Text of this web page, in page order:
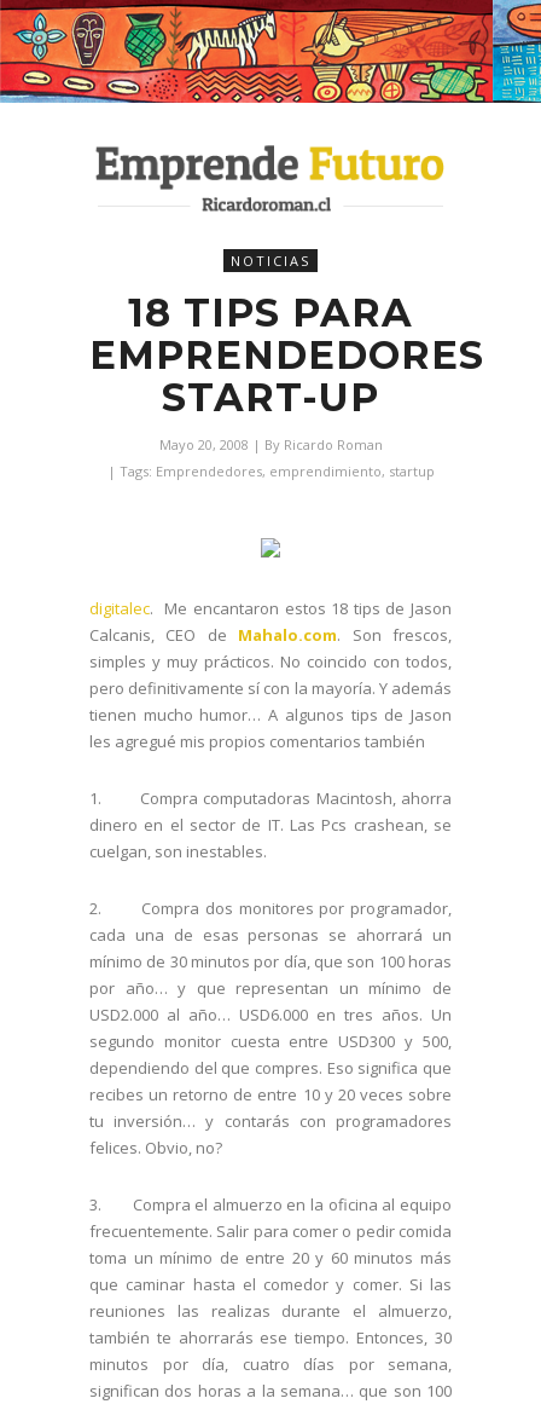
NOTICIAS
18 TIPS PARA
EMPRENDEDORES
START-UP
Mayo 20, 2008 | By Ricardo Roman
| Tags: Emprendedores, emprendimiento, startup
digitalec. Me encantaron estos 18 tips de Jason
Calcanis, CEO de Mahalo.com. Son frescos,
simples y muy prácticos. No coincido con todos,
pero definitivamente sí con la mayoría. Y además
tienen mucho humor… A algunos tips de Jason
les agregué mis propios comentarios también
1. Compra computadoras Macintosh, ahorra
dinero en el sector de IT. Las Pcs crashean, se
cuelgan, son inestables.
2. Compra dos monitores por programador,
cada una de esas personas se ahorrará un
mínimo de 30 minutos por día, que son 100 horas
por año… y que representan un mínimo de
USD2.000 al año… USD6.000 en tres años. Un
segundo monitor cuesta entre USD300 y 500,
dependiendo del que compres. Eso significa que
recibes un retorno de entre 10 y 20 veces sobre
tu inversión… y contarás con programadores
felices. Obvio, no?
3. Compra el almuerzo en la oficina al equipo
frecuentemente. Salir para comer o pedir comida
toma un mínimo de entre 20 y 60 minutos más
que caminar hasta el comedor y comer. Si las
reuniones las realizas durante el almuerzo,
también te ahorrarás ese tiempo. Entonces, 30
minutos por día, cuatro días por semana,
significan dos horas a la semana… que son 100